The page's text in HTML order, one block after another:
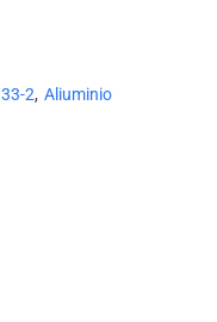
33-2, Aliuminio